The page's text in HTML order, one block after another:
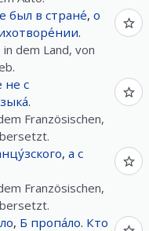
был в стране́, о
.
dem Land, von
не с
.
Französischen,
, а с
Französischen,
, Б пропа́ло. Кто